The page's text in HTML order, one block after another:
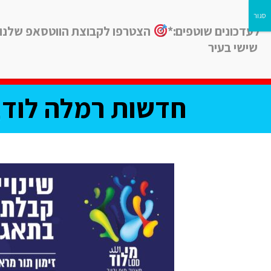
חדשות רמלה
לעדכונים שוטפים:*
הצטרפו לקבוצת הווטסאפ שלנו
שישי בעיר